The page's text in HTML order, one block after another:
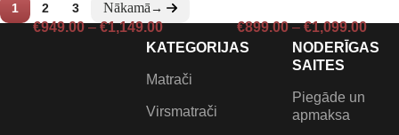
€949.00 – €1,149.00 €899.00 – €1,099.00
1 2 3 →
KATEGORIJAS
Matrači
Virsmatrači
NODERĪGAS
SAITES
Piegāde un
apmaksa